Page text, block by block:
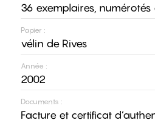
36 exemplaires, numérotés
Papier :
vélin de Rives
Année :
2002
Documents :
Facture et certificat